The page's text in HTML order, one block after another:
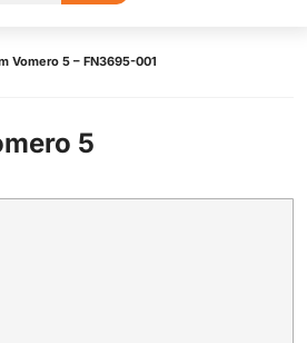
Vomero 5 – FN3695-001
5